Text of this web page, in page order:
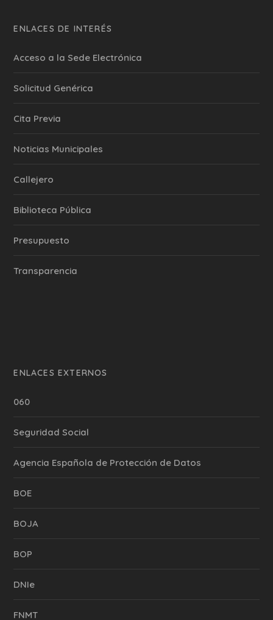
ENLACES DE INTERÉS
Acceso a la Sede Electrónica
Solicitud Genérica
Cita Previa
‎Noticias Municipales
Callejero
Biblioteca Pública
Presupuesto
Transparencia
ENLACES EXTERNOS
060
Seguridad Social
Agencia Española de Protección de Datos
BOE
BOJA
BOP
DNIe
FNMT